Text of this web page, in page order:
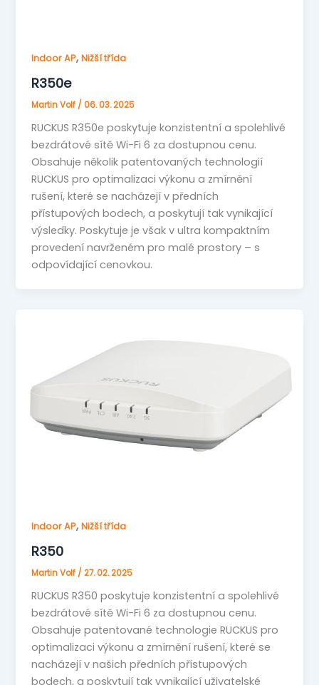
Indoor AP,Nižší třída
R350e
Martin Volf /06. 03. 2025
RUCKUS R350e poskytuje konzistentní a spolehlivé
bezdrátové sítě Wi-Fi 6 za dostupnou cenu.
Obsahuje několik patentovaných technologií
RUCKUS pro optimalizaci výkonu a zmírnění
rušení, které se nacházejí v předních
přístupových bodech, a poskytují tak vynikající
výsledky. Poskytuje je však v ultra kompaktním
provedení navrženém pro malé prostory – s
odpovídající cenovkou.
Indoor AP,Nižší třída
R350
Martin Volf /27. 02. 2025
RUCKUS R350 poskytuje konzistentní a spolehlivé
bezdrátové sítě Wi-Fi 6 za dostupnou cenu.
Obsahuje patentované technologie RUCKUS pro
optimalizaci výkonu a zmírnění rušení, které se
nacházejí v našich předních přístupových
bodech, a poskytují tak vynikající uživatelské